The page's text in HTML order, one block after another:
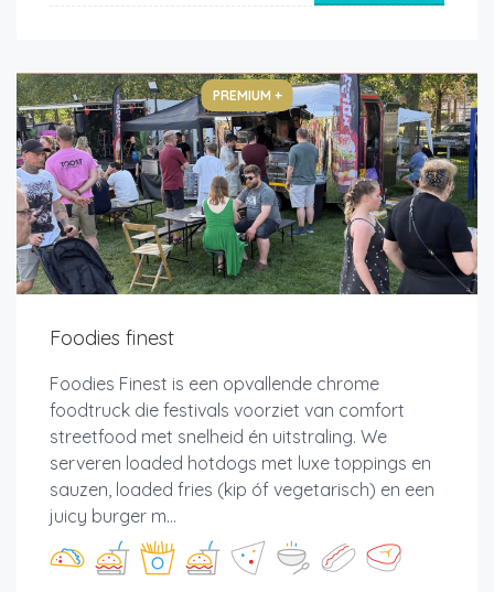
PREMIUM +
Foodies finest
Foodies Finest is een opvallende chrome
foodtruck die festivals voorziet van comfort
streetfood met snelheid én uitstraling. We
serveren loaded hotdogs met luxe toppings en
sauzen, loaded fries (kip óf vegetarisch) en een
juicy burger m...